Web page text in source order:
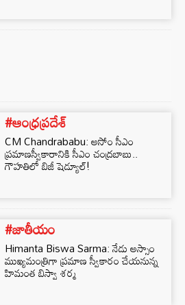
#ఆంధ్రప్రదేశ్
CM Chandrababu: అసోం సీఎం
ప్రమాణస్వీకారానికి సీఎం చంద్రబాబు..
గౌహతిలో బిజీ షెడ్యూల్!
#జాతీయం
Himanta Biswa Sarma: నేడు అస్సాం
ముఖ్యమంత్రిగా ప్రమాణ స్వీకారం చేయనున్న
హిమంత బిస్వా శర్మ